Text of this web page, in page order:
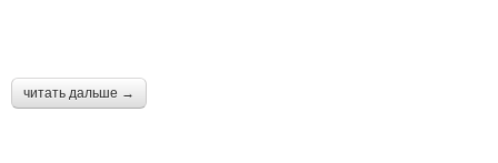
читать дальше →